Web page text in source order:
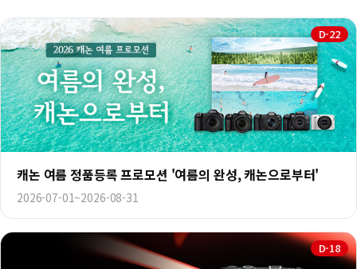
D-22
캐논 여름 정품등록 프로모션 '여름의 완성, 캐논으로부터'
2026-07-01~2026-08-31
D-18